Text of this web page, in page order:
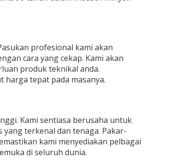
profesional kami akan
cara yang cekap. Kami akan
produk teknikal anda.
harga tepat pada masanya.
Kami sentiasa berusaha untuk
terkenal dan tenaga. Pakar-
kami menyediakan pelbagai
di seluruh dunia.